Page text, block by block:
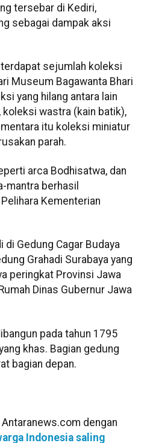
tersebar di Kediri,
sebagai dampak aksi
sejumlah koleksi
Museum Bagawanta Bhari
yang hilang antara lain
koleksi wastra (kain batik),
itu koleksi miniatur
parah.
arca Bodhisatwa, dan
mantra berhasil
Kementerian
Gedung Cagar Budaya
Grahadi Surabaya yang
peringkat Provinsi Jawa
Dinas Gubernur Jawa
pada tahun 1795
khas. Bagian gedung
bagian depan.
dengan
Indonesia saling